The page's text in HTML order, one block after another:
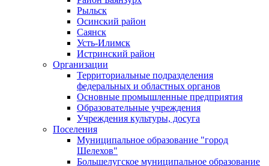
Рыльск
Осинский район
Саянск
Усть-Илимск
Истринский район
Организации
Территориальные подразделения
федеральных и областных органов
Основные промышленные предприятия
Образовательные учреждения
Учреждения культуры, досуга
Поселения
Муниципальное образование "город
Шелехов"
Большелугское муниципальное образование